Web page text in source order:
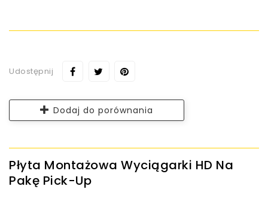
Udostępnij
Dodaj do porównania
Płyta Montażowa Wyciągarki HD Na
Pakę Pick-Up